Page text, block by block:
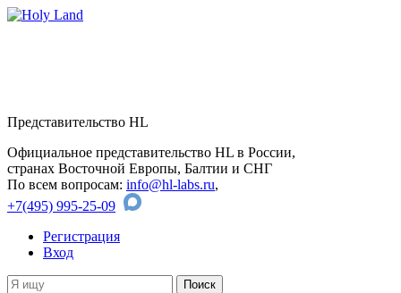
Представительство HL
Официальное представительство HL в России,
странах Восточной Европы, Балтии и СНГ
По всем вопросам: info@hl-labs.ru,
+7(495) 995-25-09
Регистрация
Вход